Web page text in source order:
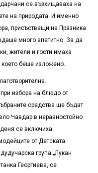
се възхищаваха на
на природата. И именно
присъстващи на Празника
много апетитно. За да
жители и гости имаха
което беше изложено.
избора на блюдо от
средства ще бъдат
Чавдар в неравностойно
се включиха
от Детската
група „Лукан
Георгиева, се